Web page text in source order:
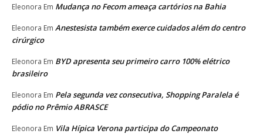
Eleonora Em Mudança no Fecom ameaça cartórios na Bahia
Eleonora Em Anestesista também exerce cuidados além do centro
cirúrgico
Eleonora Em BYD apresenta seu primeiro carro 100% elétrico
brasileiro
Eleonora Em Pela segunda vez consecutiva, Shopping Paralela é
pódio no Prêmio ABRASCE
Eleonora Em Vila Hípica Verona participa do Campeonato